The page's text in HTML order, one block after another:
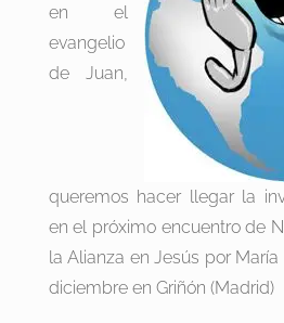
en el
evangelio
de Juan,
queremos hacer llegar la
en el próximo encuentro de
la Alianza en Jesús por
diciembre en Griñón (Madrid)